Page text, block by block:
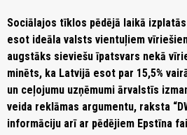
Sociālajos tīklos pēdējā laikā
esot ideāla valsts vientuļiem
augstāks sieviešu īpatsvars nekā
minēts, ka Latvijā esot par 15,5%
un ceļojumu uzņēmumi ārvalstīs
veida reklāmas argumentu, raksta
informāciju arī ar pēdējiem Epstīna